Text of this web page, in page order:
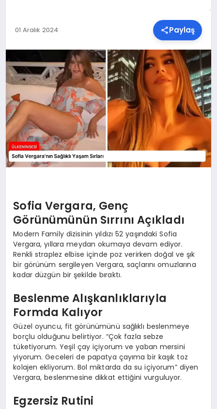
SPOR
TEKNOLOJI
YAŞAM
MALATYA HABERLERI
01 Aralık 2024 Paylaş
Sofia Vergara, Genç
Görünümünün Sırrını Açıkladı
Modern Family dizisinin yıldızı 52 yaşındaki Sofia
Vergara, yıllara meydan okumaya devam ediyor.
Renkli straplez elbise içinde poz verirken doğal ve şık
bir görünüm sergileyen Vergara, saçlarını omuzlarına
kadar düzgün bir şekilde bıraktı.
Beslenme Alışkanlıklarıyla
Formda Kalıyor
Güzel oyuncu, fit görünümünü sağlıklı beslenmeye
borçlu olduğunu belirtiyor. “Çok fazla sebze
tüketiyorum. Yeşil çay içiyorum ve yaban mersini
yiyorum. Geceleri de papatya çayıma bir kaşık toz
kolajen ekliyorum. Bol miktarda da su içiyorum” diyen
Vergara, beslenmesine dikkat ettiğini vurguluyor.
Egzersiz Rutini